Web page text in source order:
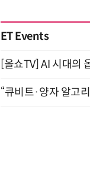
ET Events
[올쇼TV] AI 시대의
“큐비트·양자 알고